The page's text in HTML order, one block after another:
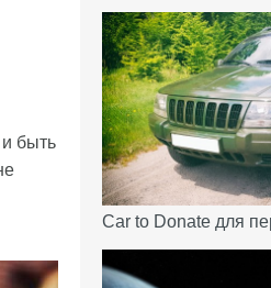
быть
Car to Donate для